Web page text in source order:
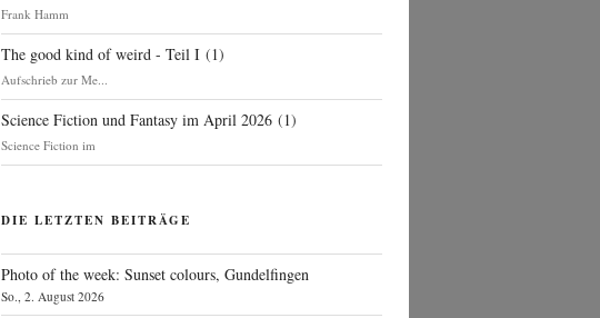
Frank Hamm
The good kind of weird - Teil I (1)
Aufschrieb zur Me...
Science Fiction und Fantasy im April 2026 (1)
Science Fiction im
DIE LETZTEN BEITRÄGE
Photo of the week: Sunset colours, Gundelfingen
So., 2. August 2026